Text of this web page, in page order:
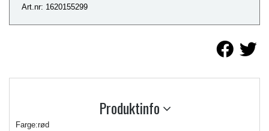
Art.nr: 1620155299
Produktinfo
Farge:rød